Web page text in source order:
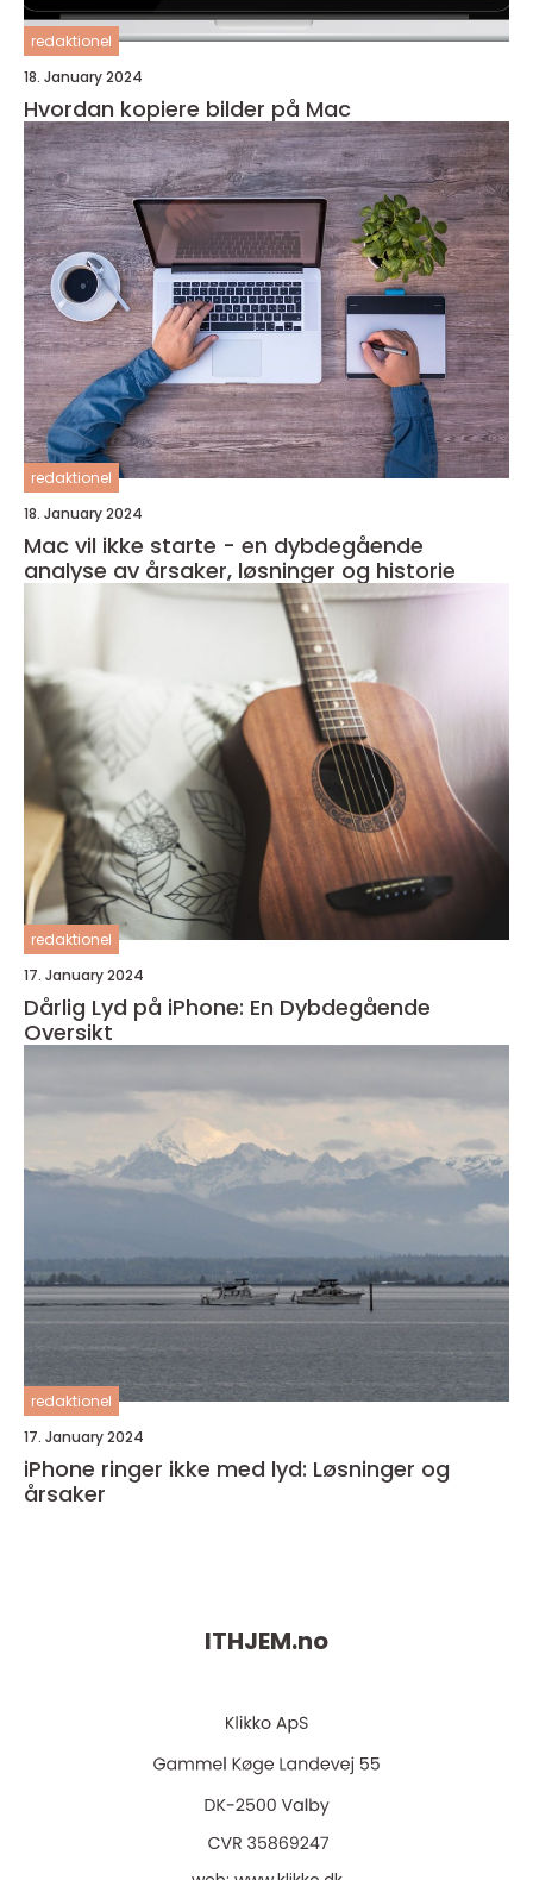
redaktionel
18. January 2024
Hvordan kopiere bilder på Mac
redaktionel
18. January 2024
Mac vil ikke starte - en dybdegående
analyse av årsaker, løsninger og historie
redaktionel
17. January 2024
Dårlig Lyd på iPhone: En Dybdegående
Oversikt
redaktionel
17. January 2024
iPhone ringer ikke med lyd: Løsninger og
årsaker
ITHJEM.no